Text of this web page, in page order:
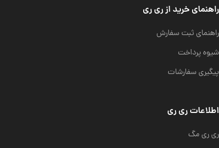
راهنمای خرید از ری ری
راهنمای ثبت سفارش
شیوه پرداخت
پیگیری سفارشات
اطلاعات ری ری
ری ری مگ